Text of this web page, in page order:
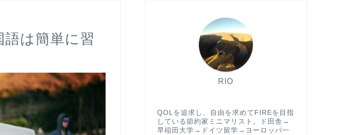
は簡単に習
RIO
QOLを追求し、自由を求めてFIREを目指
している節約家ミニマリスト。ド田舎→
早稲田大学→ドイツ留学→ヨーロッパ一